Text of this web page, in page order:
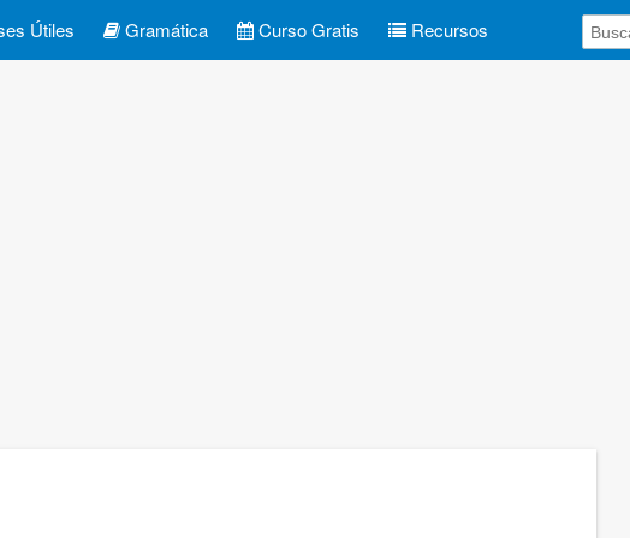
Útiles Gramática Curso Gratis Recursos